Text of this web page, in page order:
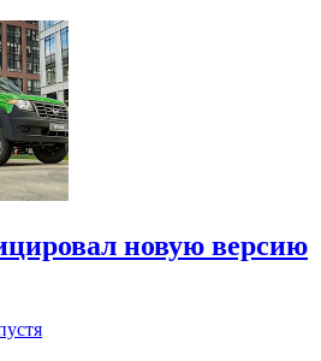
новую версию